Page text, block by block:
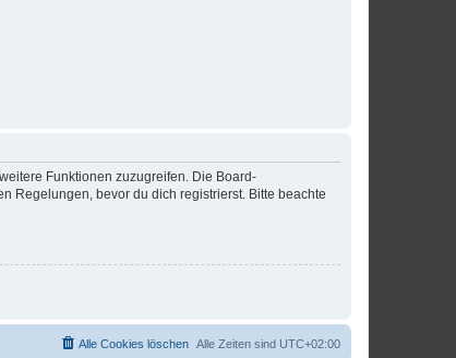
Funktionen zuzugreifen. Die Board-
Regelungen, bevor du dich registrierst. Bitte beachte
Alle Zeiten sind UTC+02:00
Alle Cookies löschen